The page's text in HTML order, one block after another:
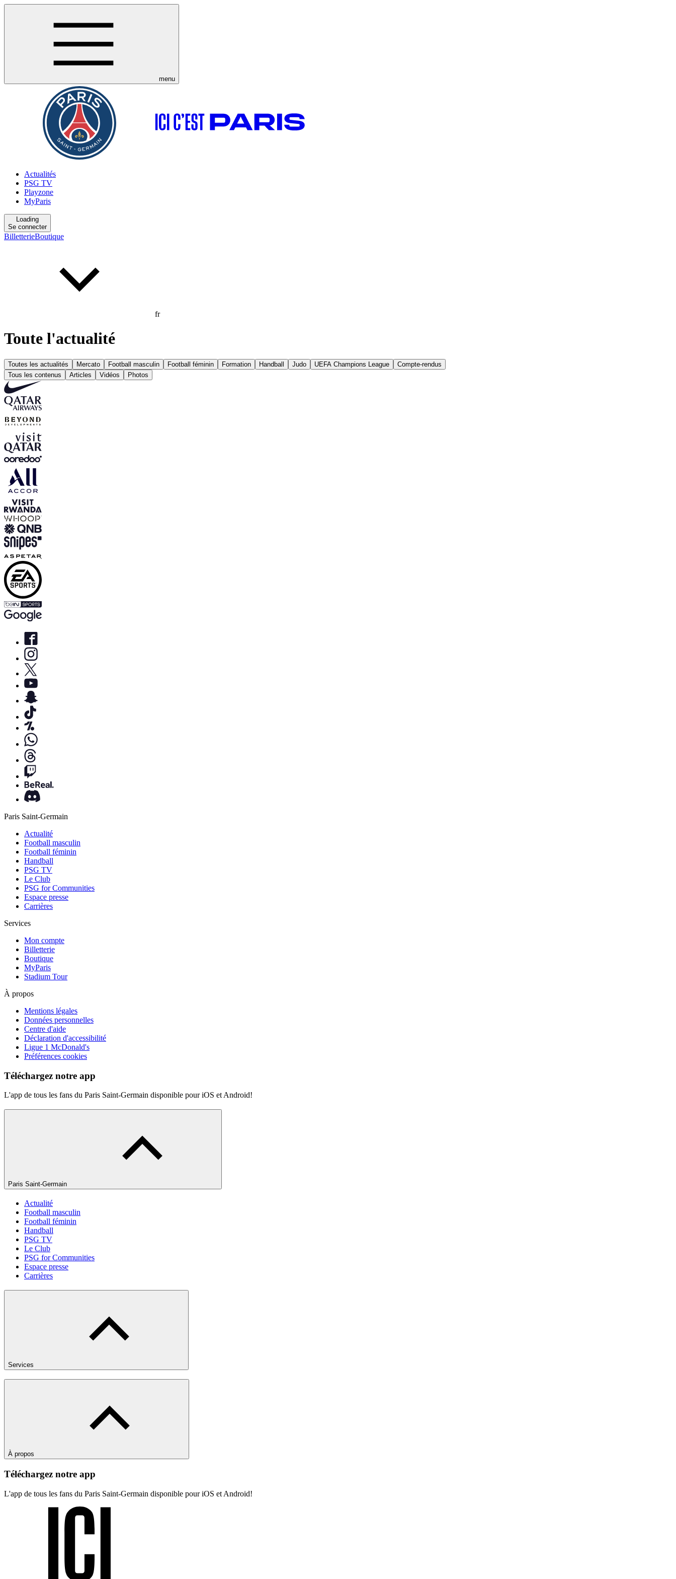
menu
Actualités
PSG TV
Playzone
MyParis
Loading
Se connecter
BilletterieBoutique
fr
Toute l'actualité
Toutes les actualités Mercato Football masculin Football féminin Formation Handball Judo UEFA Champions League
Compte-rendus
Tous les contenus
Articles Vidéos Photos
Paris Saint-Germain
Actualité
Football masculin
Football féminin
Handball
PSG TV
Le Club
PSG for Communities
Espace presse
Carrières
Services
Mon compte
Billetterie
Boutique
MyParis
Stadium Tour
À propos
Mentions légales
Données personnelles
Centre d'aide
Déclaration d'accessibilité
Ligue 1 McDonald's
Préférences cookies
Téléchargez notre app
L'app de tous les fans du Paris Saint-Germain disponible pour iOS et Android!
Paris Saint-Germain
Actualité
Football masculin
Football féminin
Handball
PSG TV
Le Club
PSG for Communities
Espace presse
Carrières
Services
À propos
Téléchargez notre app
L'app de tous les fans du Paris Saint-Germain disponible pour iOS et Android!